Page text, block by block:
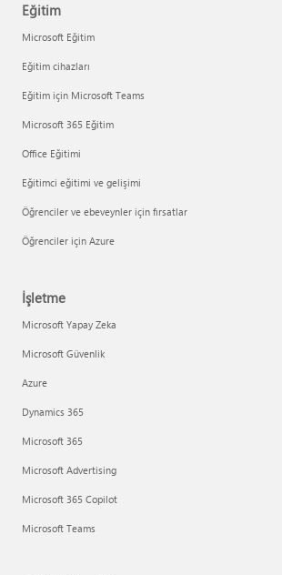
Eğitim
Microsoft Eğitim
Eğitim cihazları
Eğitim için Microsoft Teams
Microsoft 365 Eğitim
Office Eğitimi
Eğitimci eğitimi ve gelişimi
Öğrenciler ve ebeveynler için fırsatlar
Öğrenciler için Azure
İşletme
Microsoft Yapay Zeka
Microsoft Güvenlik
Azure
Dynamics 365
Microsoft 365
Microsoft Advertising
Microsoft 365 Copilot
Microsoft Teams